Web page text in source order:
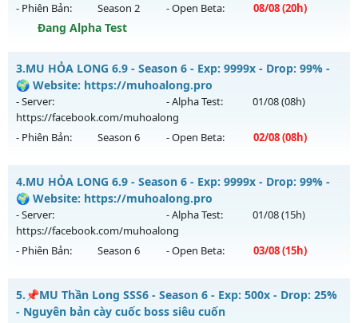
Exp: 300x - Drop: 20%
Kiểu reset: Reset In Game
Thể loại: Mu Nguyên bản Webzen
Antihack: BDCAM
- Phiên Bản:
Season 2 - Open Beta: 08/08(20h)
Đang Alpha Test
MU HÀ NỘI SS2 - Cày Cuốc giải trí
Mu mới ra tháng 08 2026 - Mở máy chủ
20h ngày 08/08/2626
Exp: 9999x - Drop: 99%
Thể loại: Mu Nguyên bản Webzen
Antihack: ugk
3.MU HỎA LONG 6.9 - Season 6 - Exp: 9999x - Drop: 99% -
🌍 Website: https://muhoalong.pro
- Server:
https://facebook.com/muhoalong
- Alpha Test: 01/08(08h)
- Phiên Bản: Season 6 - Open Beta: 02/08(08h)
MU HỎA LONG 6.9 - 🌍 Website: https://muhoalong.pro
Mu mới ra tháng 08 2026 - Mở máy chủ
https://facebook.com/muhoalongvào 08h ngày
02/08/2626
Exp: 9999x - Drop: 99%
Thể loại: Mu Nguyên bản Webzen
4.MU HỎA LONG 6.9 - Season 6 - Exp: 9999x - Drop: 99% -
🌍 Website: https://muhoalong.pro
- Server:
https://facebook.com/muhoalong
- Alpha Test: 01/08(15h)
- Phiên Bản: Season 6 - Open Beta: 03/08(15h)
MU HỎA LONG 6.9 - 🌍 Website: https://muhoalong.pro
Mu mới ra tháng 08 2026 - Mở máy chủ
5. 📌MU Thần Long SSS6 - Season 6 - Exp: 500x - Drop: 25%
- Nguyên bản cày cuốc boss siêu cuốn